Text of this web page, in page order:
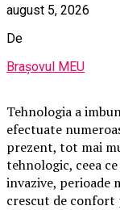
august 5, 2026
De
Brașovul MEU
Tehnologia a
efectuate
prezent, tot mai
tehnologic, ceea
invazive, perioade
crescut de